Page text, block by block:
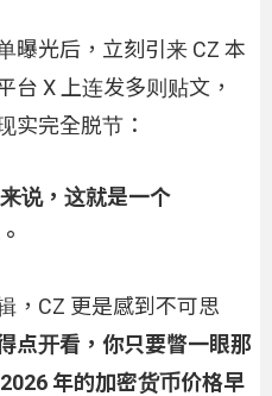
曝光后，立刻引来 CZ 本
台 X 上连发多则贴文，
实完全脱节：
说，这就是一个
，CZ 更是感到不可思
点开看，你只要瞥一眼那
年的加密货币价格早